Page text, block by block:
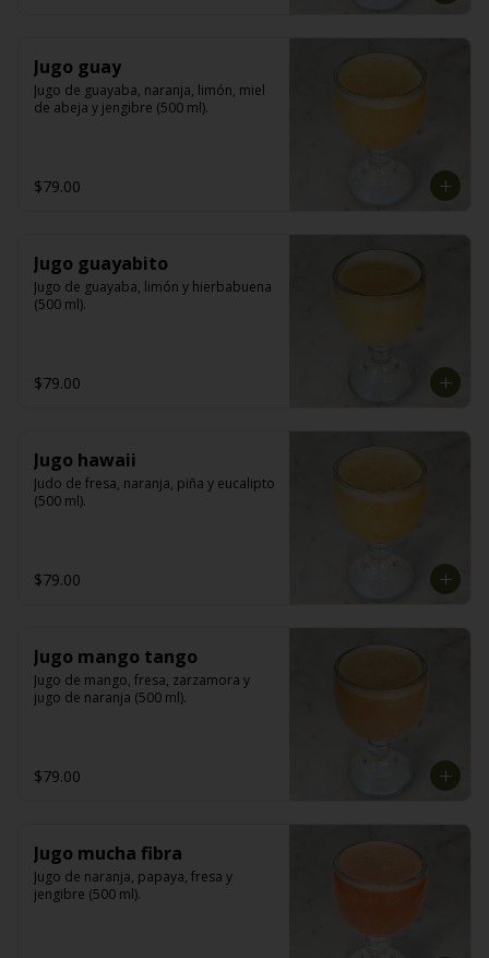
Jugo guay
Jugo de guayaba, naranja, limón, miel
de abeja y jengibre (500 ml).
$79.00
Jugo guayabito
Jugo de guayaba, limón y hierbabuena
(500 ml).
$79.00
Jugo hawaii
Judo de fresa, naranja, piña y eucalipto
(500 ml).
$79.00
Jugo mango tango
Jugo de mango, fresa, zarzamora y
jugo de naranja (500 ml).
$79.00
Jugo mucha fibra
Jugo de naranja, papaya, fresa y
jengibre (500 ml).